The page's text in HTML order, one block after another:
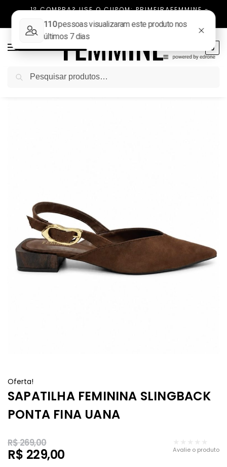
1ª COMPRA? USE O CUPOM: PRIMEIRAFEMMINE -
0
Início / SAPATILHA / Sapatilha Feminina Slingback Ponta Fina Uana
Oferta!
SAPATILHA FEMININA SLINGBACK
PONTA FINA UANA
R$269,00
R$ 229,00 Avalie o produto